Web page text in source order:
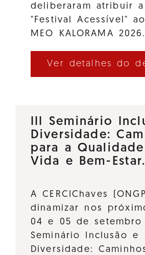
deliberaram atribuir
"Festival Acessível"
MEO KALORAMA
Ver detalhes do
III Seminário
Diversidade:
para a
Vida e Bem-Estar.
A CERCIChaves
dinamizar nos
04 e 05 de setembro
Seminário Inclusão e
Diversidade: